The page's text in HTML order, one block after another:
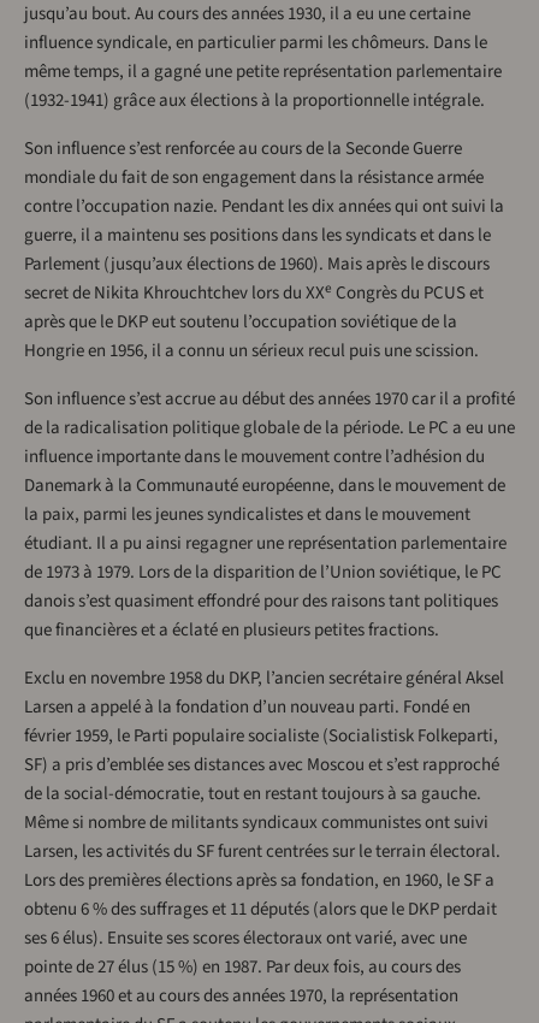
jusqu’au bout. Au cours des années 1930, il a eu une certaine
influence syndicale, en particulier parmi les chômeurs. Dans le
même temps, il a gagné une petite représentation parlementaire
(1932-1941) grâce aux élections à la proportionnelle intégrale.
Son influence s’est renforcée au cours de la Seconde Guerre
mondiale du fait de son engagement dans la résistance armée
contre l’occupation nazie. Pendant les dix années qui ont suivi la
guerre, il a maintenu ses positions dans les syndicats et dans le
Parlement (jusqu’aux élections de 1960). Mais après le discours
secret de Nikita Khrouchtchev lors du XXe Congrès du PCUS et
après que le DKP eut soutenu l’occupation soviétique de la
Hongrie en 1956, il a connu un sérieux recul puis une scission.
Son influence s’est accrue au début des années 1970 car il a profité
de la radicalisation politique globale de la période. Le PC a eu une
influence importante dans le mouvement contre l’adhésion du
Danemark à la Communauté européenne, dans le mouvement de
la paix, parmi les jeunes syndicalistes et dans le mouvement
étudiant. Il a pu ainsi regagner une représentation parlementaire
de 1973 à 1979. Lors de la disparition de l’Union soviétique, le PC
danois s’est quasiment effondré pour des raisons tant politiques
que financières et a éclaté en plusieurs petites fractions.
Exclu en novembre 1958 du DKP, l’ancien secrétaire général Aksel
Larsen a appelé à la fondation d’un nouveau parti. Fondé en
février 1959, le Parti populaire socialiste (Socialistisk Folkeparti,
SF) a pris d’emblée ses distances avec Moscou et s’est rapproché
de la social-démocratie, tout en restant toujours à sa gauche.
Même si nombre de militants syndicaux communistes ont suivi
Larsen, les activités du SF furent centrées sur le terrain électoral.
Lors des premières élections après sa fondation, en 1960, le SF a
obtenu 6 % des suffrages et 11 députés (alors que le DKP perdait
ses 6 élus). Ensuite ses scores électoraux ont varié, avec une
pointe de 27 élus (15 %) en 1987. Par deux fois, au cours des
années 1960 et au cours des années 1970, la représentation